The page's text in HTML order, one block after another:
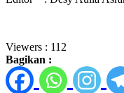
Viewers : 112
Bagikan :